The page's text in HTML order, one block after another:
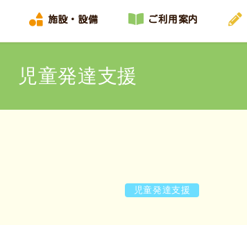
施設・設備 ご利用案内
児童発達支援
児童発達支援